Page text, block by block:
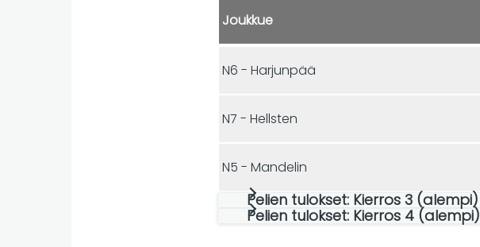
Joukkue
N6 - Harjunpää
N7 - Hellsten
N5 - Mandelin
Pelien tulokset: Kierros 3 (alempi)
Pelien tulokset: Kierros 4 (alempi)